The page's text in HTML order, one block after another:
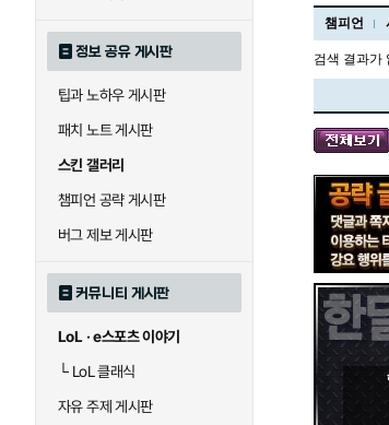
정보 공유 게시판
팁과 노하우 게시판
패치 노트 게시판
스킨 갤러리
챔피언 공략 게시판
버그 제보 게시판
커뮤니티 게시판
LoL · e스포츠 이야기
└LoL 클래식
자유 주제 게시판
바이
세라핀
시비르
아칼리
챔피언
검색 결과가